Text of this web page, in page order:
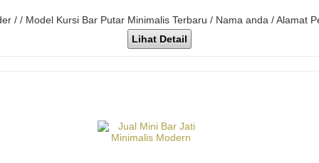
/ / Model Kursi Bar Putar Minimalis Terbaru / Nama anda / Alamat
Lihat Detail